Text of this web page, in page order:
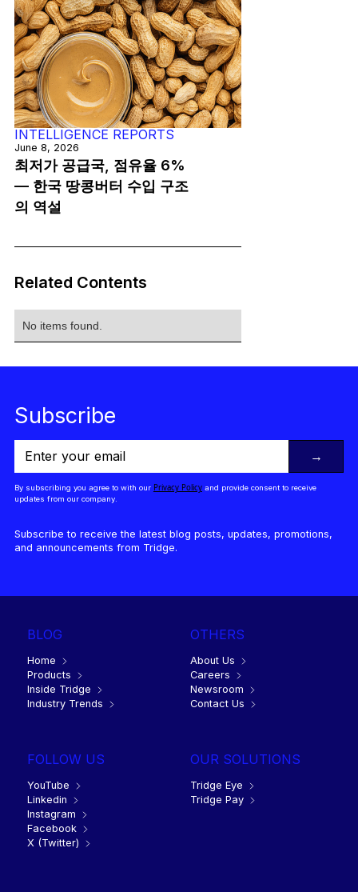
INTELLIGENCE REPORTS
June 8, 2026
최저가 공급국, 점유율 6%
— 한국 땅콩버터 수입 구조
의 역설
Related Contents
No items found.
Subscribe
→
By subscribing you agree to with our Privacy Policyand provide consent to receive
updates from our company.
Subscribe to receive the latest blog posts, updates, promotions,
and announcements from Tridge.
BLOG
Home
Products
Inside Tridge
Industry Trends
OTHERS
About Us
Careers
Newsroom
Contact Us
FOLLOW US
YouTube
Linkedin
Instagram
Facebook
X (Twitter)
OUR SOLUTIONS
Tridge Eye
Tridge Pay